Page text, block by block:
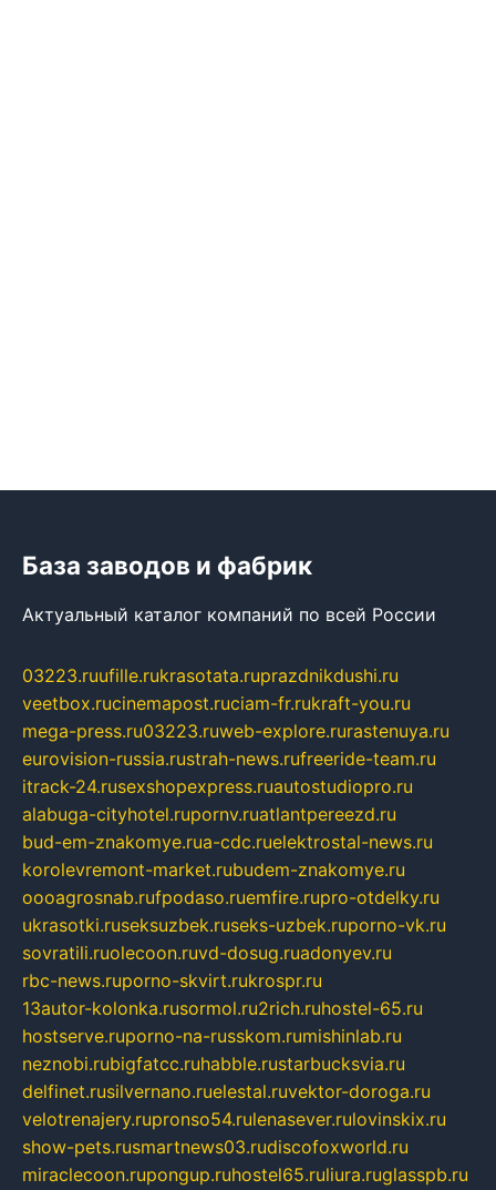
База заводов и фабрик
Актуальный каталог компаний по всей России
03223.ruufille.rukrasotata.ruprazdnikdushi.ru
veetbox.rucinemapost.ruciam-fr.rukraft-you.ru
mega-press.ru03223.ruweb-explore.rurastenuya.ru
eurovision-russia.rustrah-news.rufreeride-team.ru
itrack-24.rusexshopexpress.ruautostudiopro.ru
alabuga-cityhotel.rupornv.ruatlantpereezd.ru
bud-em-znakomye.rua-cdc.ruelektrostal-news.ru
korolevremont-market.rubudem-znakomye.ru
oooagrosnab.rufpodaso.ruemfire.rupro-otdelky.ru
ukrasotki.ruseksuzbek.ruseks-uzbek.ruporno-vk.ru
sovratili.ruolecoon.ruvd-dosug.ruadonyev.ru
rbc-news.ruporno-skvirt.rukrospr.ru
13autor-kolonka.rusormol.ru2rich.ruhostel-65.ru
hostserve.ruporno-na-russkom.rumishinlab.ru
neznobi.rubigfatcc.ruhabble.rustarbucksvia.ru
delfinet.rusilvernano.ruelestal.ruvektor-doroga.ru
velotrenajery.rupronso54.rulenasever.rulovinskix.ru
show-pets.rusmartnews03.rudiscofoxworld.ru
miraclecoon.rupongup.ruhostel65.ruliura.ruglasspb.ru